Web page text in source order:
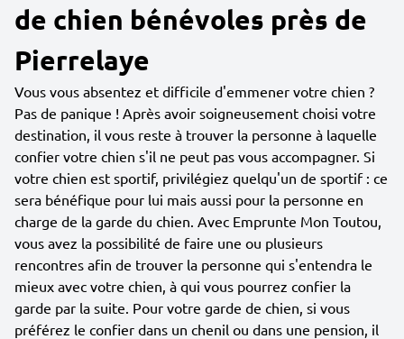
de chien bénévoles près de
Pierrelaye
Vous vous absentez et difficile d'emmener votre chien ?
Pas de panique ! Après avoir soigneusement choisi votre
destination, il vous reste à trouver la personne à laquelle
confier votre chien s'il ne peut pas vous accompagner. Si
votre chien est sportif, privilégiez quelqu'un de sportif : ce
sera bénéfique pour lui mais aussi pour la personne en
charge de la garde du chien. Avec Emprunte Mon Toutou,
vous avez la possibilité de faire une ou plusieurs
rencontres afin de trouver la personne qui s'entendra le
mieux avec votre chien, à qui vous pourrez confier la
garde par la suite. Pour votre garde de chien, si vous
préférez le confier dans un chenil ou dans une pension, il